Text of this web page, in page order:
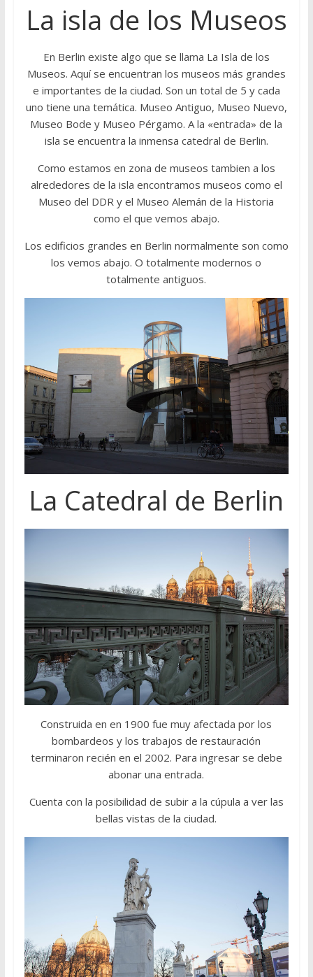
La isla de los Museos
En Berlin existe algo que se llama La Isla de los
Museos. Aquí se encuentran los museos más grandes
e importantes de la ciudad. Son un total de 5 y cada
uno tiene una temática. Museo Antiguo, Museo Nuevo,
Museo Bode y Museo Pérgamo. A la «entrada» de la
isla se encuentra la inmensa catedral de Berlin.
Como estamos en zona de museos tambien a los
alrededores de la isla encontramos museos como el
Museo del DDR y el Museo Alemán de la Historia
como el que vemos abajo.
Los edificios grandes en Berlin normalmente son como
los vemos abajo. O totalmente modernos o
totalmente antiguos.
La Catedral de Berlin
Construida en en 1900 fue muy afectada por los
bombardeos y los trabajos de restauración
terminaron recién en el 2002. Para ingresar se debe
abonar una entrada.
Cuenta con la posibilidad de subir a la cúpula a ver las
bellas vistas de la ciudad.